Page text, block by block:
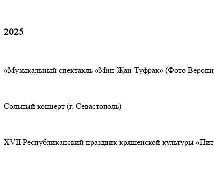
2025
«Музыкальный спектакль «Мин-Җан-Туфрак» (Фото
Сольный концерт (г. Севастополь)
XVII Республиканский праздник кряшенской культуры